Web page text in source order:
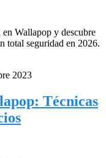
en Wallapop y descubre
total seguridad en 2026.
2023
Técnicas